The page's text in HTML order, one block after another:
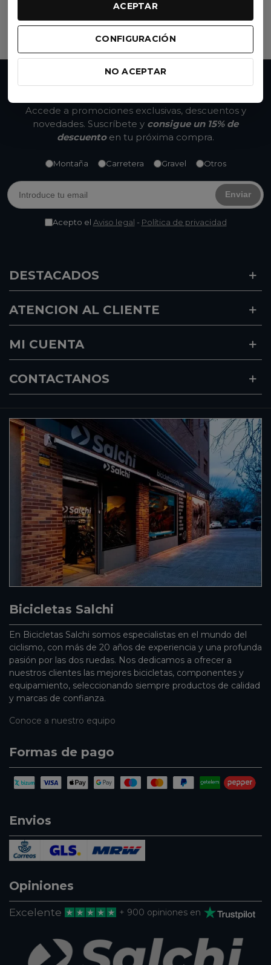
ACEPTAR
CONFIGURACIÓN
NO ACEPTAR
Ver opciones
Accede a promociones exclusivas, descuentos y
novedades. Suscríbete y consigue un 15% de
descuentoen tu próxima compra.
Montaña Carretera Gravel Otros
Enviar
Acepto el Aviso legal - Política de privacidad
DESTACADOS
ATENCION AL CLIENTE
MI CUENTA
CONTACTANOS
Bicicletas Salchi
En Bicicletas Salchi somos especialistas en el mundo del
ciclismo, con más de 20 años de experiencia y una profunda
pasión por las dos ruedas. Nos dedicamos a ofrecer a
nuestros clientes las mejores bicicletas, componentes y
equipamiento, seleccionando siempre productos de calidad
y marcas de confianza.
Conoce a nuestro equipo
Formas de pago
Envios
Opiniones
Excelente + 900 opiniones en